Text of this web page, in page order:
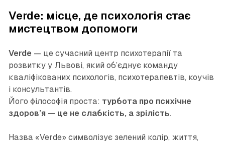
Verde: місце, де психологія стає
мистецтвом допомоги
Verde — це сучасний центр психотерапії та
розвитку у Львові, який об’єднує команду
кваліфікованих психологів, психотерапевтів, коучів
і консультантів.
Його філософія проста: турбота про психічне
здоров’я — це не слабкість, а зрілість.
Назва «Verde» символізує зелений колір, життя,